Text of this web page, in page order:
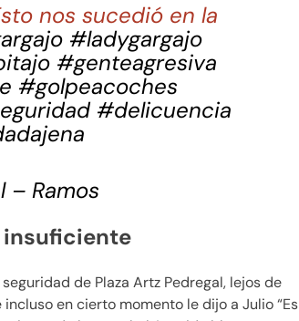
nos sucedió en la
#ladygargajo
#genteagresiva
#golpeacoches
#delicuencia
Ramos
insuficiente
de Plaza Artz Pedregal, lejos de
en cierto momento le dijo a Julio “Es